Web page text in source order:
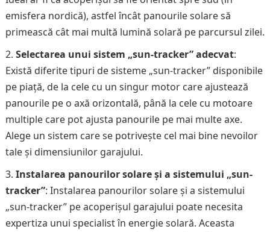
emisfera nordică), astfel încât panourile solare să
primească cât mai multă lumină solară pe parcursul zilei.
Selectarea unui sistem „sun-tracker” adecvat:
Există diferite tipuri de sisteme „sun-tracker” disponibile
pe piață, de la cele cu un singur motor care ajustează
panourile pe o axă orizontală, până la cele cu motoare
multiple care pot ajusta panourile pe mai multe axe.
Alege un sistem care se potrivește cel mai bine nevoilor
tale și dimensiunilor garajului.
Instalarea panourilor solare și a sistemului „sun-
tracker”: Instalarea panourilor solare și a sistemului
„sun-tracker” pe acoperișul garajului poate necesita
expertiza unui specialist în energie solară. Aceasta